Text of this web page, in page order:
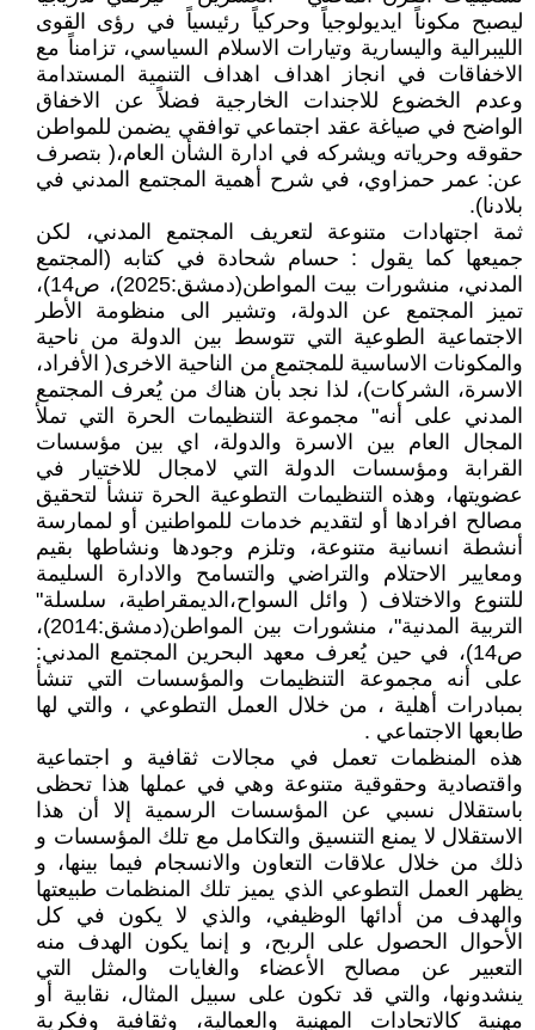
ليصبح مكوناً ايديولوجياً وحركياً رئيسياً في رؤى القوى
الليبرالية واليسارية وتيارات الاسلام السياسي، تزامناً مع
الاخفاقات في انجاز اهداف اهداف التنمية المستدامة
وعدم الخضوع للاجندات الخارجية فضلاً عن الاخفاق
الواضح في صياغة عقد اجتماعي توافقي يضمن للمواطن
حقوقه وحرياته ويشركه في ادارة الشأن العام،( بتصرف
عن: عمر حمزاوي، في شرح أهمية المجتمع المدني في
بلادنا).
ثمة اجتهادات متنوعة لتعريف المجتمع المدني، لكن
جميعها كما يقول : حسام شحادة في كتابه (المجتمع
المدني، منشورات بيت المواطن(دمشق:2025)، ص14)،
تميز المجتمع عن الدولة، وتشير الى منظومة الأطر
الاجتماعية الطوعية التي تتوسط بين الدولة من ناحية
والمكونات الاساسية للمجتمع من الناحية الاخرى( الأفراد،
الاسرة، الشركات)، لذا نجد بأن هناك من يُعرف المجتمع
المدني على أنه" مجموعة التنظيمات الحرة التي تملأ
المجال العام بين الاسرة والدولة، اي بين مؤسسات
القرابة ومؤسسات الدولة التي لامجال للاختيار في
عضويتها، وهذه التنظيمات التطوعية الحرة تنشأ لتحقيق
مصالح افرادها أو لتقديم خدمات للمواطنين أو لممارسة
أنشطة انسانية متنوعة، وتلزم وجودها ونشاطها بقيم
ومعايير الاحتلام والتراضي والتسامح والادارة السليمة
للتنوع والاختلاف ( وائل السواح،الديمقراطية، سلسلة"
التربية المدنية"، منشورات بين المواطن(دمشق:2014)،
ص14)، في حين يُعرف معهد البحرين المجتمع المدني:
على أنه مجموعة التنظيمات والمؤسسات التي تنشأ
بمبادرات أهلية ، من خلال العمل التطوعي ، والتي لها
طابعها الاجتماعي .
هذه المنظمات تعمل في مجالات ثقافية و اجتماعية
واقتصادية وحقوقية متنوعة وهي في عملها هذا تحظى
باستقلال نسبي عن المؤسسات الرسمية إلا أن هذا
الاستقلال لا يمنع التنسيق والتكامل مع تلك المؤسسات و
ذلك من خلال علاقات التعاون والانسجام فيما بينها، و
يظهر العمل التطوعي الذي يميز تلك المنظمات طبيعتها
والهدف من أدائها الوظيفي، والذي لا يكون في كل
الأحوال الحصول على الربح، و إنما يكون الهدف منه
التعبير عن مصالح الأعضاء والغايات والمثل التي
ينشدونها، والتي قد تكون على سبيل المثال، نقابية أو
مهنية كالاتحادات المهنية والعمالية، وثقافية وفكرية